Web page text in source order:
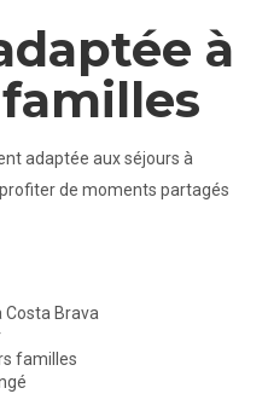
à
adaptée aux séjours à
de moments partagés
Brava
familles